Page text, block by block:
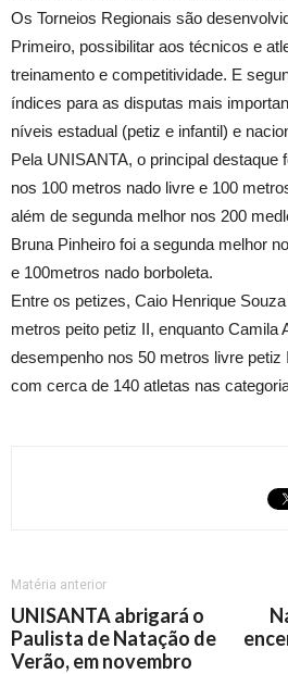
Os Torneios Regionais são
Primeiro, possibilitar aos técnicos e
treinamento e competitividade. E
índices para as disputas mais
níveis estadual (petiz e infantil) e
Pela UNISANTA, o principal destaque
nos 100 metros nado livre e 100
além de segunda melhor nos 200
Bruna Pinheiro foi a segunda melhor
e 100metros nado borboleta.
Entre os petizes, Caio Henrique
metros peito petiz II, enquanto Camila
desempenho nos 50 metros livre petiz
com cerca de 140 atletas nas
Matéria anterior
UNISANTA abrigará o
Paulista de Natação de
Verão, em novembro